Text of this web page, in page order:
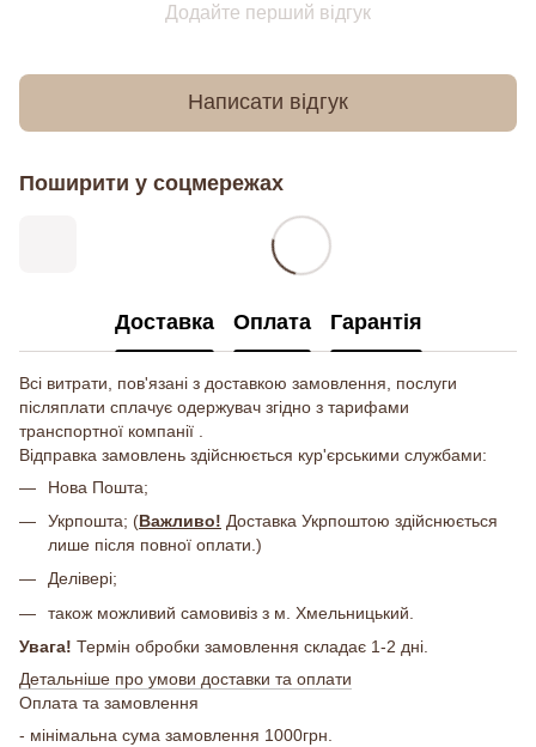
Додайте перший відгук
Написати відгук
Поширити у соцмережах
Доставка Оплата Гарантія
Всі витрати, пов'язані з доставкою замовлення, послуги
післяплати сплачує одержувач згідно з тарифами
транспортної компанії .
Відправка замовлень здійснюється кур'єрськими службами:
Нова Пошта;
Укрпошта; (Важливо! Доставка Укрпоштою здійснюється
лише після повної оплати.)
Делівері;
також можливий самовивіз з м. Хмельницький.
Увага! Термін обробки замовлення складає 1-2 дні.
Детальніше про умови доставки та оплати
Оплата та замовлення
- мінімальна сума замовлення 1000грн.